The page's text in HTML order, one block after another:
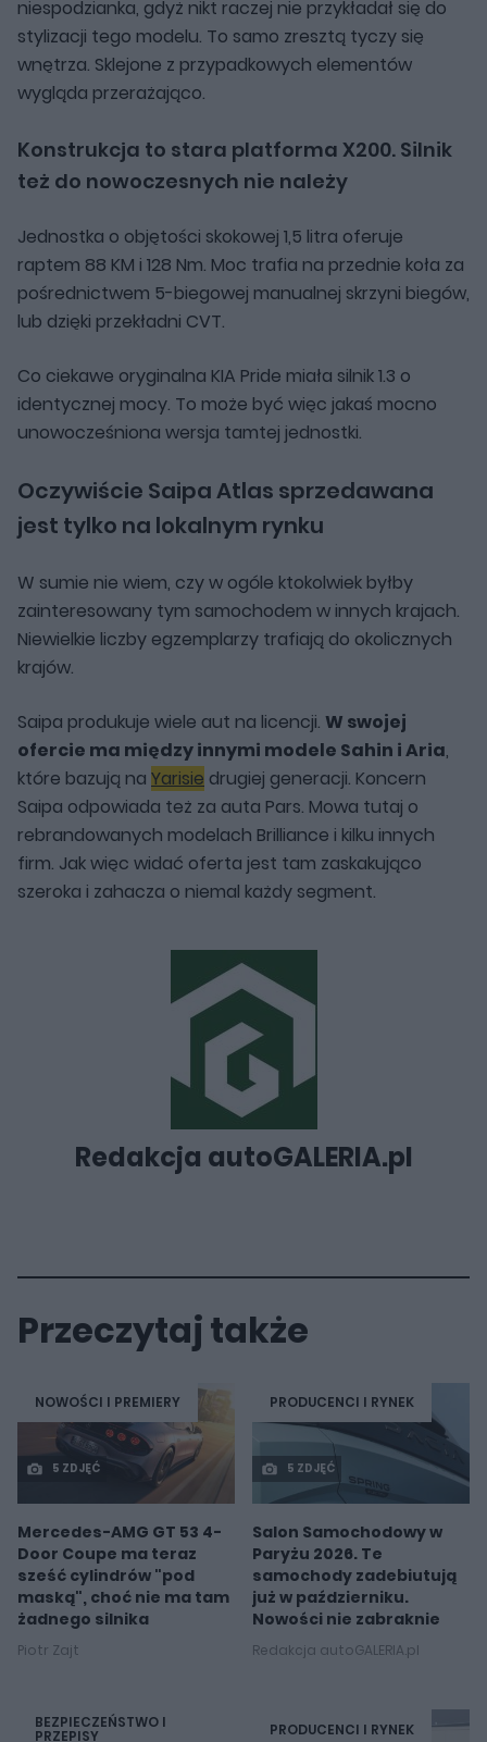
niespodzianka, gdyż nikt raczej nie przykładał się do
stylizacji tego modelu. To samo zresztą tyczy się
wnętrza. Sklejone z przypadkowych elementów
wygląda przerażająco.
Konstrukcja to stara platforma X200. Silnik
też do nowoczesnych nie należy
Jednostka o objętości skokowej 1,5 litra oferuje
raptem 88 KM i 128 Nm. Moc trafia na przednie koła za
pośrednictwem 5-biegowej manualnej skrzyni biegów,
lub dzięki przekładni CVT.
Co ciekawe oryginalna KIA Pride miała silnik 1.3 o
identycznej mocy. To może być więc jakaś mocno
unowocześniona wersja tamtej jednostki.
Oczywiście Saipa Atlas sprzedawana
jest tylko na lokalnym rynku
W sumie nie wiem, czy w ogóle ktokolwiek byłby
zainteresowany tym samochodem w innych krajach.
Niewielkie liczby egzemplarzy trafiają do okolicznych
krajów.
Saipa produkuje wiele aut na licencji. W swojej
ofercie ma między innymi modele Sahin i Aria,
które bazują na Yarisie drugiej generacji. Koncern
Saipa odpowiada też za auta Pars. Mowa tutaj o
rebrandowanych modelach Brilliance i kilku innych
firm. Jak więc widać oferta jest tam zaskakująco
szeroka i zahacza o niemal każdy segment.
Redakcja autoGALERIA.pl
Przeczytaj także
NOWOŚCI I PREMIERY
5 ZDJĘĆ
Mercedes-AMG GT 53 4-
Door Coupe ma teraz
sześć cylindrów "pod
maską", choć nie ma tam
żadnego silnika
Piotr Zajt
PRODUCENCI I RYNEK
5 ZDJĘĆ
Salon Samochodowy w
Paryżu 2026. Te
samochody zadebiutują
już w październiku.
Nowości nie zabraknie
Redakcja autoGALERIA.pl
BEZPIECZEŃSTWO I
PRZEPISY PRODUCENCI I RYNEK